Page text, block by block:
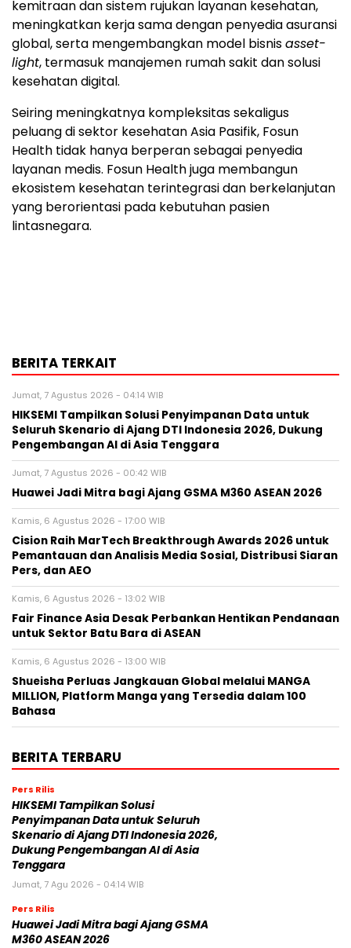
kemitraan dan sistem rujukan layanan kesehatan,
meningkatkan kerja sama dengan penyedia asuransi
global, serta mengembangkan model bisnisasset-
light, termasuk manajemen rumah sakit dan solusi
kesehatan digital.
Seiring meningkatnya kompleksitas sekaligus
peluang di sektor kesehatan Asia Pasifik, Fosun
Health tidak hanya berperan sebagai penyedia
layanan medis. Fosun Health juga membangun
ekosistem kesehatan terintegrasi dan berkelanjutan
yang berorientasi pada kebutuhan pasien
lintasnegara.
BERITA TERKAIT
Jumat, 7 Agustus 2026 - 04:14 WIB
HIKSEMI Tampilkan Solusi Penyimpanan Data untuk
Seluruh Skenario di Ajang DTI Indonesia 2026, Dukung
Pengembangan AI di Asia Tenggara
Jumat, 7 Agustus 2026 - 00:42 WIB
Huawei Jadi Mitra bagi Ajang GSMA M360 ASEAN 2026
Kamis, 6 Agustus 2026 - 17:00 WIB
Cision Raih MarTech Breakthrough Awards 2026 untuk
Pemantauan dan Analisis Media Sosial, Distribusi Siaran
Pers, dan AEO
Kamis, 6 Agustus 2026 - 13:02 WIB
Fair Finance Asia Desak Perbankan Hentikan Pendanaan
untuk Sektor Batu Bara di ASEAN
Kamis, 6 Agustus 2026 - 13:00 WIB
Shueisha Perluas Jangkauan Global melalui MANGA
MILLION, Platform Manga yang Tersedia dalam 100
Bahasa
BERITA TERBARU
Pers Rilis
HIKSEMI Tampilkan Solusi
Penyimpanan Data untuk Seluruh
Skenario di Ajang DTI Indonesia 2026,
Dukung Pengembangan AI di Asia
Tenggara
Jumat, 7 Agu 2026 - 04:14 WIB
Pers Rilis
Huawei Jadi Mitra bagi Ajang GSMA
M360 ASEAN 2026